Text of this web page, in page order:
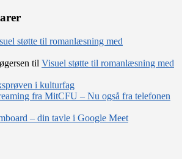
støtte til romanlæsning med
til Visuel støtte til romanlæsning med
i kulturfag
fra MitCFU – Nu også fra telefonen
– din tavle i Google Meet